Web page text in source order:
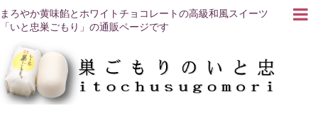
まろやか黄味餡とホワイトチョコレートの高級和風スイーツ
「いと忠巣ごもり」の通販ページです